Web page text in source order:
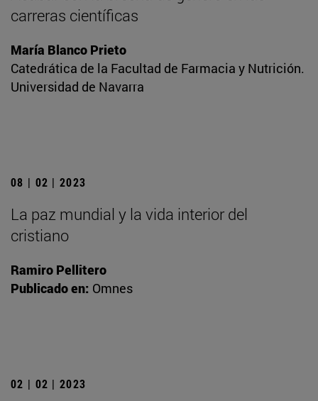
carreras científicas
María Blanco Prieto
Catedrática de la Facultad de Farmacia y Nutrición.
Universidad de Navarra
08 | 02 | 2023
La paz mundial y la vida interior del
cristiano
Ramiro Pellitero
Publicado en: Omnes
02 | 02 | 2023